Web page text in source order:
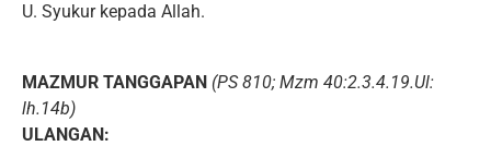
U. Syukur kepada Allah.
MAZMUR TANGGAPAN (PS 810; Mzm 40:2.3.4.19.Ul:
lh.14b)
ULANGAN: